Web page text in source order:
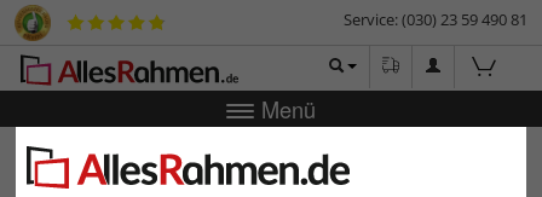
Service: (030) 23 59 490 81
Menü
Zurück | Bilderrahmen-Shop Bilderrahmen
Bilderrahmen Mars